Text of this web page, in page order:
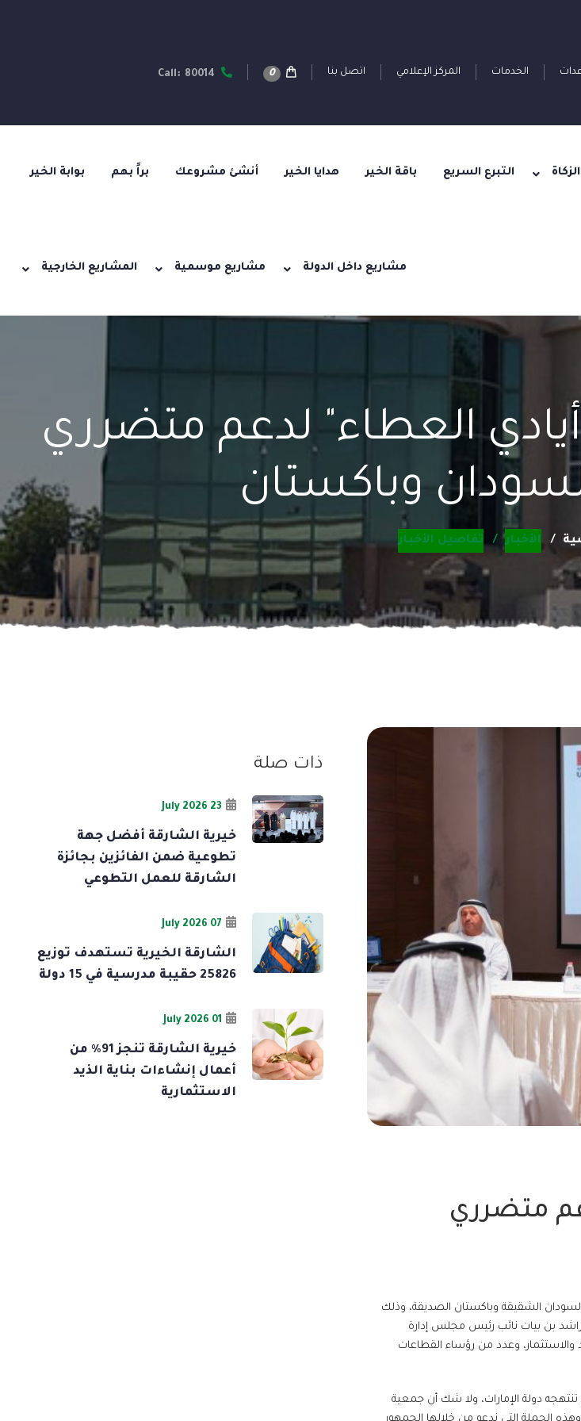
الخدمات المركز الإعلامي اتصل بنا 0
بوابة الخير براً بهم أنشئ مشروعك هدايا الخير باقة الخير التبرع السريع الزكاة
المشاريع الخارجية مشاريع موسمية مشاريع داخل الدولة
العطاء" لدعم متضرري
وباكستان
الأخبار تفاصيل الأخبار
متضرري
الشقيقة وباكستان الصديقة، وذلك
بن بيات نائب رئيس مجلس إدارة
وعدد من رؤساء القطاعات
دولة الإمارات، ولا شك أن جمعية
ذات صلة
23 July 2026
خيرية الشارقة أفضل جهة
تطوعية ضمن الفائزين بجائزة
الشارقة للعمل التطوعي
07 July 2026
الشارقة الخيرية تستهدف توزيع
25826 حقيبة مدرسية في 15 دولة
01 July 2026
خيرية الشارقة تنجز 91% من
أعمال إنشاءات بناية الذيد
الاستثمارية